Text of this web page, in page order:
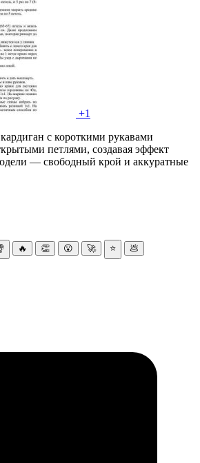
+1
с короткими рукавами
петлями, создавая эффект
— свободный крой и аккуратные
🔥 👏 😮 🚀 ⭐ 💩